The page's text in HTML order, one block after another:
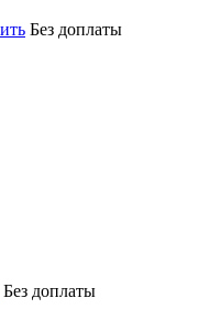
Без доплаты
Без доплаты